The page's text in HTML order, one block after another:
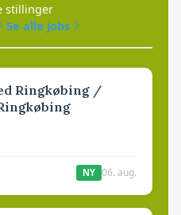
stillinger
Se alle jobs
Ringkøbing /
NY 06. aug.